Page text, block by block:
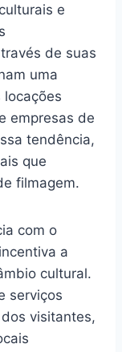
e
de suas
uma
empresas de
tendência,
que
filmagem.
com o
a
cultural.
serviços
visitantes,